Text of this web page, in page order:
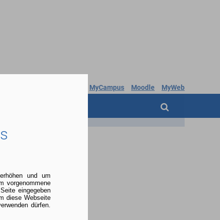
MyCampus Moodle MyWeb
und um
vorgenommene
eingegeben
diese Webseite
dürfen.